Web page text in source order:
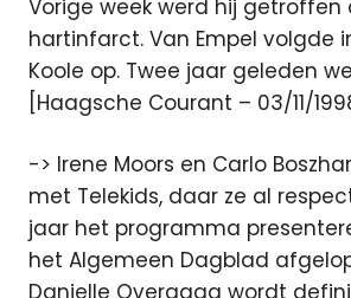
Vorige week werd hij getroffen
hartinfarct. Van Empel volgde
Koole op. Twee jaar geleden
[Haagsche Courant – 03/11/
-> Irene Moors en Carlo
met Telekids, daar ze al
jaar het programma
het Algemeen Dagblad
Danielle Overgaag wordt